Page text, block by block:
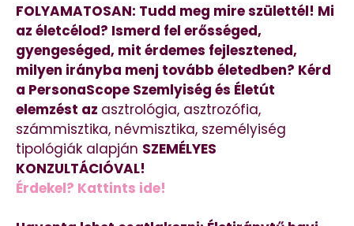
FOLYAMATOSAN: Tudd meg mire születtél! Mi
az életcélod? Ismerd fel erősséged,
gyengeséged, mit érdemes fejlesztened,
milyen irányba menj tovább életedben? Kérd
a PersonaScope Szemlyiség és Életút
elemzést az asztrológia, asztrozófia,
számmisztika, névmisztika, személyiség
tipológiák alapján SZEMÉLYES
KONZULTÁCIÓVAL!
Érdekel? Kattints ide!